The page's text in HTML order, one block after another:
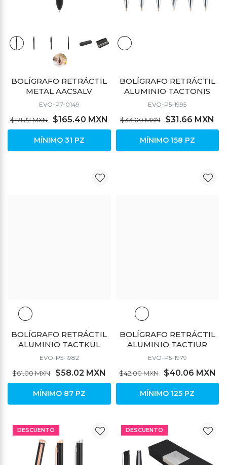
BOLÍGRAFO RETRÁCTIL
METAL AACSALV
EVO-P7-0149
$171.22 MXN $165.40 MXN
MÍNIMO 31 PZ
BOLÍGRAFO RETRÁCTIL
ALUMINIO TACTONIS
EVO-P5-1995
$33.00 MXN $31.66 MXN
MÍNIMO 158 PZ
BOLÍGRAFO RETRÁCTIL
ALUMINIO TACTKUL
EVO-P5-1982
$61.00 MXN $58.02 MXN
MÍNIMO 87 PZ
BOLÍGRAFO RETRÁCTIL
ALUMINIO TACTIUR
EVO-P5-1979
$42.00 MXN $40.06 MXN
MÍNIMO 125 PZ
DESCUENTO DESCUENTO